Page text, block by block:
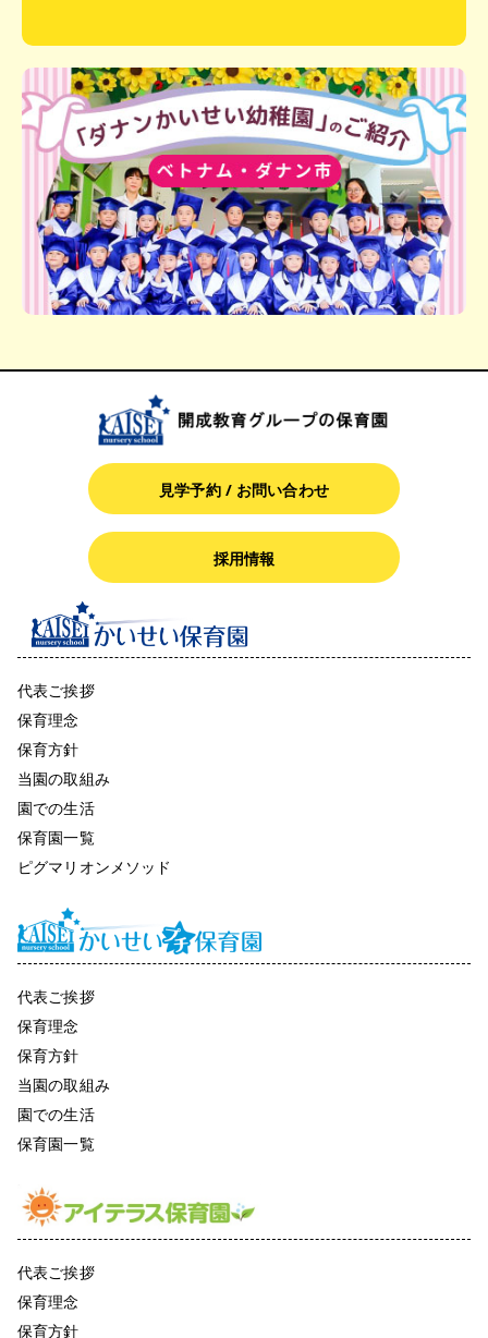
見学予約 / お問い合わせ
採用情報
代表ご挨拶
保育理念
保育方針
当園の取組み
園での生活
保育園一覧
ピグマリオンメソッド
代表ご挨拶
保育理念
保育方針
当園の取組み
園での生活
保育園一覧
代表ご挨拶
保育理念
保育方針